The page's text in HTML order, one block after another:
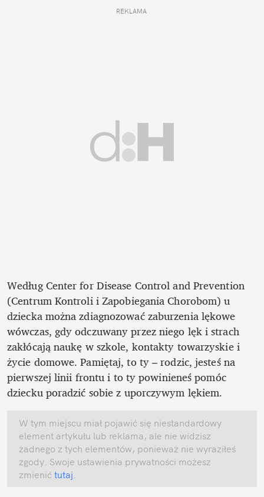
REKLAMA
Według Center for Disease Control and Prevention
(Centrum Kontroli i Zapobiegania Chorobom) u
dziecka można zdiagnozować zaburzenia lękowe
wówczas, gdy odczuwany przez niego lęk i strach
zakłócają naukę w szkole, kontakty towarzyskie i
życie domowe. Pamiętaj, to ty – rodzic, jesteś na
pierwszej linii frontu i to ty powinieneś pomóc
dziecku poradzić sobie z uporczywym lękiem.
W tym miejscu miał pojawić się niestandardowy
element artykułu lub reklama, ale nie widzisz
żadnego z tych elementów, ponieważ nie wyraziłeś
zgody. Swoje ustawienia prywatności możesz
zmienić tutaj